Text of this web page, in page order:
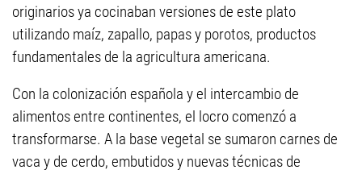
originarios ya cocinaban versiones de este plato
utilizando maíz, zapallo, papas y porotos, productos
fundamentales de la agricultura americana.
Con la colonización española y el intercambio de
alimentos entre continentes, el locro comenzó a
transformarse. A la base vegetal se sumaron carnes de
vaca y de cerdo, embutidos y nuevas técnicas de